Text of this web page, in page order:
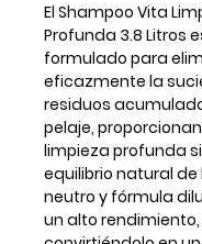
El Shampoo Vita
Profunda 3.8 Litros
formulado para
eficazmente la
residuos
pelaje,
limpieza profunda
equilibrio natural de
neutro y fórmula
un alto rendimiento,